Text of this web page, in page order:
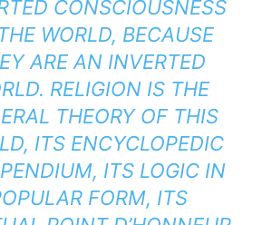
CONSCIOUSNESS
WORLD, BECAUSE
ARE AN INVERTED
RELIGION IS THE
THEORY OF THIS
ITS ENCYCLOPEDIC
ITS LOGIC IN
FORM, ITS